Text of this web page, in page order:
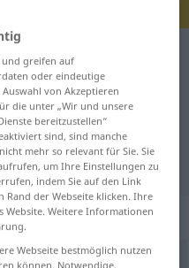
enderezado
für
Übersetzung
greifen auf
oder eindeutige
von Akzeptieren
die unter „Wir und unsere
bereitzustellen“
sind, sind manche
mehr so relevant für Sie. Sie
um Ihre Einstellungen zu
indem Sie auf den Link
Rand der Webseite klicken. Ihre
Website. Weitere Informationen
Webseite bestmöglich nutzen
können. Notwendige,